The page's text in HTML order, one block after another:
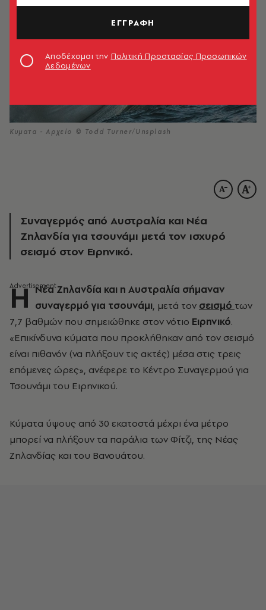
Κυματα - Αρχείο © Todd Turner/Unsplash
Συναγερμός από Αυστραλία και Νέα
Ζηλανδία για τσουνάμι μετά τον ισχυρό
σεισμό στον Ειρηνικό.
Η Νέα Ζηλανδία και η Αυστραλία σήμαναν
συναγερμό για τσουνάμι, μετά τον σεισμό των
7,7 βαθμών που σημειώθηκε στον νότιο Ειρηνικό.
«Επικίνδυνα κύματα που προκλήθηκαν από τον σεισμό
είναι πιθανόν (να πλήξουν τις ακτές) μέσα στις τρεις
επόμενες ώρες», ανέφερε το Κέντρο Συναγερμού για
Τσουνάμι του Ειρηνικού.
Κύματα ύψους από 30 εκατοστά μέχρι ένα μέτρο
μπορεί να πλήξουν τα παράλια των Φίτζι, της Νέας
Ζηλανδίας και του Βανουάτου.
ΕΓΓΡΑΦΗ
Αποδέχομαι την Πολιτική Προστασίας Προσωπικών
Δεδομένων